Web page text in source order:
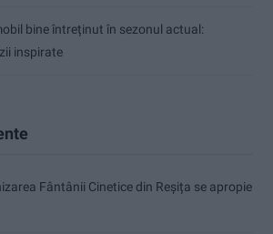
bine întreținut în sezonul actual:
inspirate
Fântânii Cinetice din Reșița se apropie